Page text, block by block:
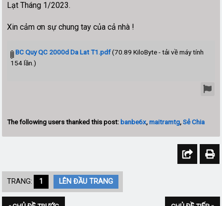
Lạt Tháng 1/2023.
Xin cảm ơn sự chung tay của cả nhà !
BC Quy QC 2000d Da Lat T1.pdf(70.89 KiloByte - tải về máy tính
154 lần.)
The following users thanked this post: banbe6x,maitramtg,Sẻ Chia
TRANG: 1 LÊN ĐẦU TRANG